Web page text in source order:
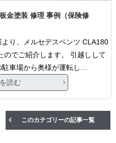
金塗装 修理 事例（保険修
り、メルセデスベンツ CLA180
のでご紹介します。 引越しして
駐車場から奥様が運転し…
読む
このカテゴリーの記事一覧